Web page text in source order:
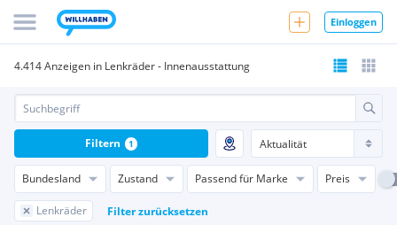
Einloggen
4.414 Anzeigen in Lenkräder - Innenausstattung
Bundesland Zustand Passend für Marke Preis
Lenkräder Filter zurücksetzen
Filtern 1